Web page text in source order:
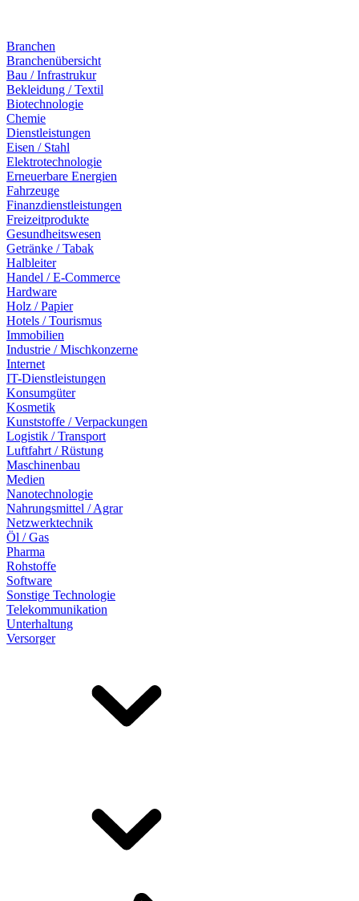
Branchen
Branchenübersicht
Bau / Infrastrukur
Bekleidung / Textil
Biotechnologie
Chemie
Dienstleistungen
Eisen / Stahl
Elektrotechnologie
Erneuerbare Energien
Fahrzeuge
Finanzdienstleistungen
Freizeitprodukte
Gesundheitswesen
Getränke / Tabak
Halbleiter
Handel / E-Commerce
Hardware
Holz / Papier
Hotels / Tourismus
Immobilien
Industrie / Mischkonzerne
Internet
IT-Dienstleistungen
Konsumgüter
Kosmetik
Kunststoffe / Verpackungen
Logistik / Transport
Luftfahrt / Rüstung
Maschinenbau
Medien
Nanotechnologie
Nahrungsmittel / Agrar
Netzwerktechnik
Öl / Gas
Pharma
Rohstoffe
Software
Sonstige Technologie
Telekommunikation
Unterhaltung
Versorger